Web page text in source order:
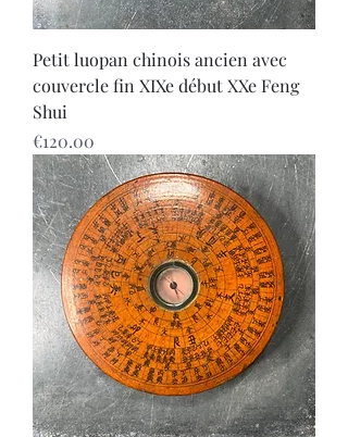
Petit luopan chinois ancien avec
couvercle fin XIXe début XXe Feng
Shui
Price
€120.00